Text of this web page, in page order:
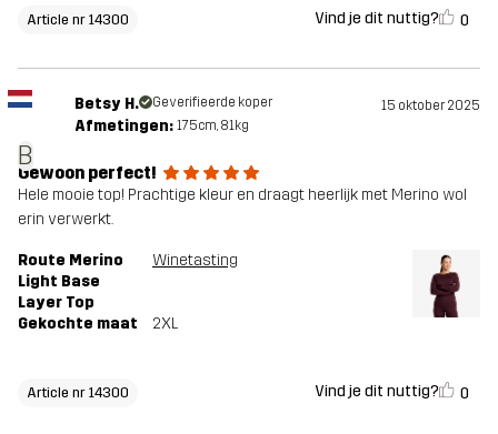
Article nr 14300 Vind je dit nuttig? 0
B
Betsy H. Geverifieerde koper 15 oktober 2025
Afmetingen: 175cm, 81kg
Gewoon perfect!
Hele mooie top! Prachtige kleur en draagt heerlijk met Merino wol
erin verwerkt.
Route Merino
Light Base
Layer Top
Winetasting
Gekochte maat 2XL
Article nr 14300 Vind je dit nuttig? 0